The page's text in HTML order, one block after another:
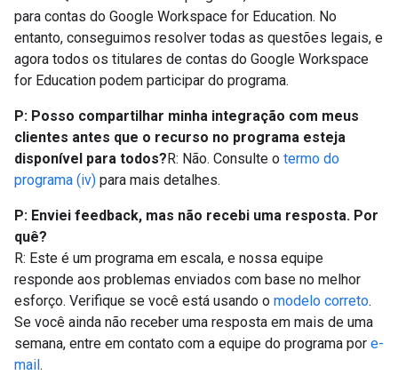
para contas do Google Workspace for Education. No
entanto, conseguimos resolver todas as questões legais, e
agora todos os titulares de contas do Google Workspace
for Education podem participar do programa.
P: Posso compartilhar minha integração com meus
clientes antes que o recurso no programa esteja
disponível para todos?R: Não. Consulte o termo do
programa (iv) para mais detalhes.
P: Enviei feedback, mas não recebi uma resposta. Por
quê?
R: Este é um programa em escala, e nossa equipe
responde aos problemas enviados com base no melhor
esforço. Verifique se você está usando o modelo correto.
Se você ainda não receber uma resposta em mais de uma
semana, entre em contato com a equipe do programa por e-
mail.